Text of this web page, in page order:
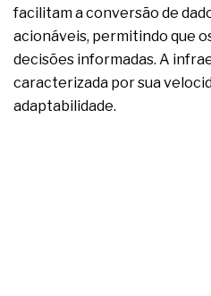
facilitam a conversão de
acionáveis, permitindo que
decisões informadas. A
caracterizada por sua
adaptabilidade.